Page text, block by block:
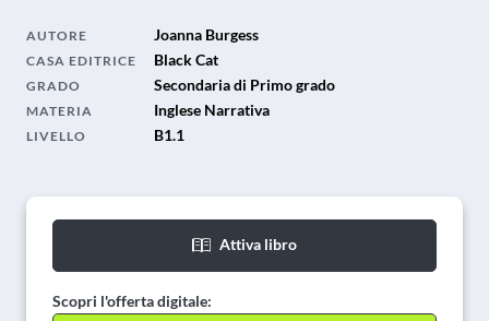
AUTORE Joanna Burgess
CASA EDITRICE Black Cat
GRADO Secondaria di Primo grado
MATERIA Inglese Narrativa
LIVELLO B1.1
Attiva libro
Scopri l'offerta digitale: